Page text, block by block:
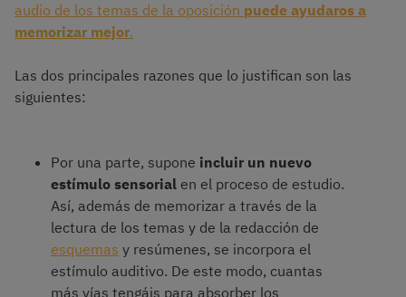
audio de los temas de la oposición puede ayudaros a
memorizar mejor.
Las dos principales razones que lo justifican son las
siguientes:
Por una parte, supone incluir un nuevo
estímulo sensorial en el proceso de estudio.
Así, además de memorizar a través de la
lectura de los temas y de la redacción de
esquemas y resúmenes, se incorpora el
estímulo auditivo. De este modo, cuantas
más vías tengáis para absorber los